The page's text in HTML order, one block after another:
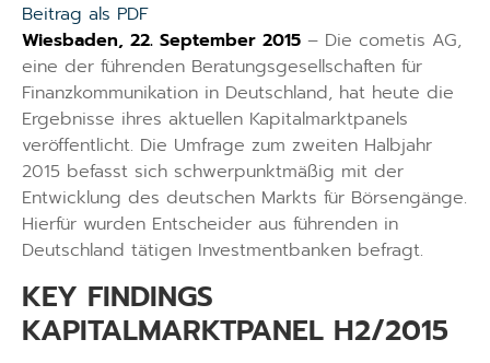
Beitrag als PDF
Wiesbaden, 22. September 2015 – Die cometis AG,
eine der führenden Beratungsgesellschaften für
Finanzkommunikation in Deutschland, hat heute die
Ergebnisse ihres aktuellen Kapitalmarktpanels
veröffentlicht. Die Umfrage zum zweiten Halbjahr
2015 befasst sich schwerpunktmäßig mit der
Entwicklung des deutschen Markts für Börsengänge.
Hierfür wurden Entscheider aus führenden in
Deutschland tätigen Investmentbanken befragt.
KEY FINDINGS
KAPITALMARKTPANEL H2/2015